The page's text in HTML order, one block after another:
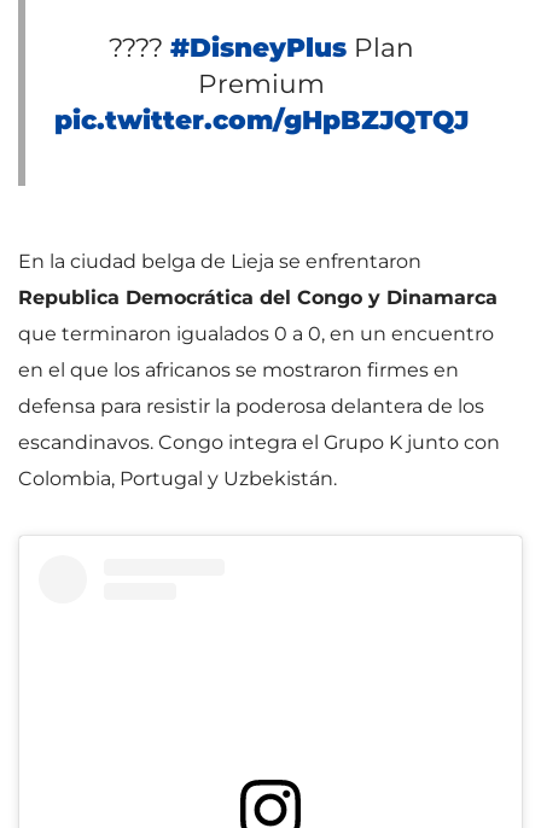
???? #DisneyPlus Plan
Premium
pic.twitter.com/gHpBZJQTQJ
En la ciudad belga de Lieja se enfrentaron
Republica Democrática del Congo y Dinamarca
que terminaron igualados 0 a 0, en un encuentro
en el que los africanos se mostraron firmes en
defensa para resistir la poderosa delantera de los
escandinavos. Congo integra el Grupo K junto con
Colombia, Portugal y Uzbekistán.